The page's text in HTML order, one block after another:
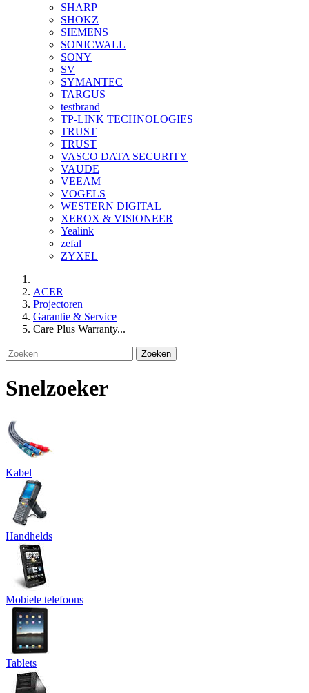
SHARP
SHOKZ
SIEMENS
SONICWALL
SONY
SV
SYMANTEC
TARGUS
testbrand
TP-LINK TECHNOLOGIES
TRUST
TRUST
VASCO DATA SECURITY
VAUDE
VEEAM
VOGELS
WESTERN DIGITAL
XEROX & VISIONEER
Yealink
zefal
ZYXEL
ACER
Projectoren
Garantie & Service
Care Plus Warranty...
Zoeken
Snelzoeker
Kabel
Handhelds
Mobiele telefoons
Tablets